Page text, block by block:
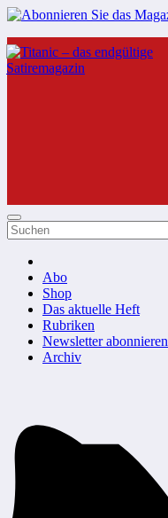
Zum
Inhalt
springen
Abo
Shop
Das aktuelle Heft
Rubriken
Newsletter abonnieren
Archiv